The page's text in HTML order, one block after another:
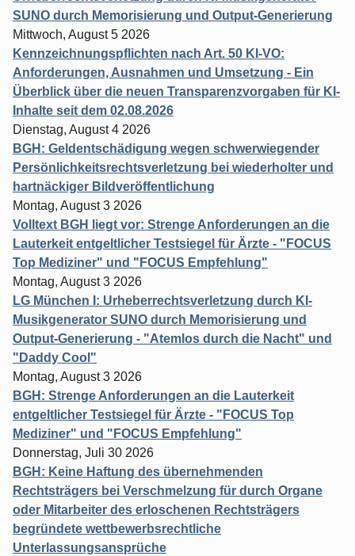
SUNO durch Memorisierung und Output-Generierung
Mittwoch, August 5 2026
Kennzeichnungspflichten nach Art. 50 KI-VO:
Anforderungen, Ausnahmen und Umsetzung - Ein
Überblick über die neuen Transparenzvorgaben für KI-
Inhalte seit dem 02.08.2026
Dienstag, August 4 2026
BGH: Geldentschädigung wegen schwerwiegender
Persönlichkeitsrechtsverletzung bei wiederholter und
hartnäckiger Bildveröffentlichung
Montag, August 3 2026
Volltext BGH liegt vor: Strenge Anforderungen an die
Lauterkeit entgeltlicher Testsiegel für Ärzte - "FOCUS
Top Mediziner" und "FOCUS Empfehlung"
Montag, August 3 2026
LG München I: Urheberrechtsverletzung durch KI-
Musikgenerator SUNO durch Memorisierung und
Output-Generierung - "Atemlos durch die Nacht" und
"Daddy Cool"
Montag, August 3 2026
BGH: Strenge Anforderungen an die Lauterkeit
entgeltlicher Testsiegel für Ärzte - "FOCUS Top
Mediziner" und "FOCUS Empfehlung"
Donnerstag, Juli 30 2026
BGH: Keine Haftung des übernehmenden
Rechtsträgers bei Verschmelzung für durch Organe
oder Mitarbeiter des erloschenen Rechtsträgers
begründete wettbewerbsrechtliche
Unterlassungsansprüche